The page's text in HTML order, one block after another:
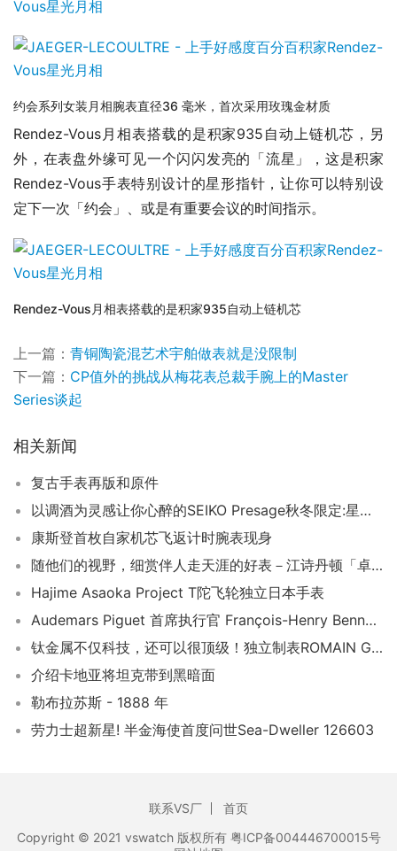
约会系列女装月相腕表直径36 毫米，首次采用玫瑰金材质
Rendez-Vous月相表搭载的是积家935自动上链机芯，另
外，在表盘外缘可见一个闪闪发亮的「流星」，这是积家
Rendez-Vous手表特别设计的星形指针，让你可以特别设
定下一次「约会」、或是有重要会议的时间指示。
Rendez-Vous月相表搭载的是积家935自动上链机芯
上一篇： 青铜陶瓷混艺术宇舶做表就是没限制
下一篇： CP值外的挑战从梅花表总裁手腕上的Master
Series谈起
相关新闻
复古手表再版和原件
以调酒为灵感让你心醉的SEIKO Presage秋冬限定:星空& 樱吹雪
康斯登首枚自家机芯飞返计时腕表现身
随他们的视野，细赏伴人走天涯的好表－江诗丹顿「卓尔不群」展
Hajime Asaoka Project T陀飞轮独立日本手表
Audemars Piguet 首席执行官 François-Henry Bennahmias 将于 2023 年离开 AP
钛金属不仅科技，还可以很顶级！独立制表ROMAIN GAUTHIER的Insight Micro-Rotor
介绍卡地亚将坦克带到黑暗面
勒布拉苏斯 - 1888 年
劳力士超新星! 半金海使首度问世Sea-Dweller 126603
联系VS厂
首页
Copyright © 2021 vswatch 版权所有 粤ICP备004446700015号